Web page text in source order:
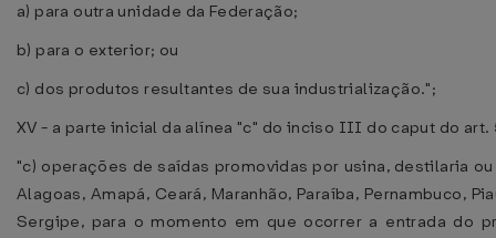
a) para outra unidade da Federação;
b) para o exterior; ou
c) dos produtos resultantes de sua industrialização.";
XV - a parte inicial da alínea "c" do inciso III do caput do art.
"c) operações de saídas promovidas por usina, destilaria
Alagoas, Amapá, Ceará, Maranhão, Paraíba, Pernambuco,
Sergipe, para o momento em que ocorrer a entrada do